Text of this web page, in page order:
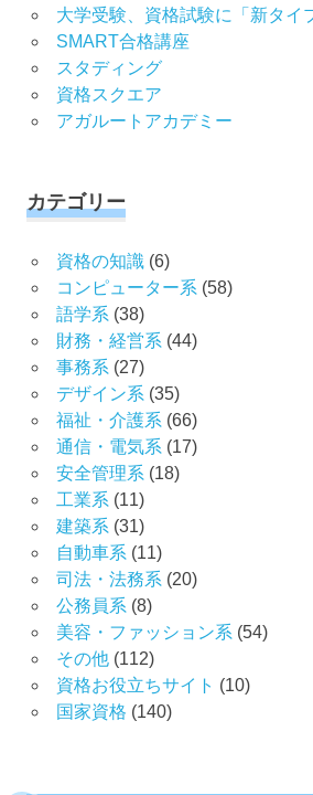
大学受験、資格試験に「新タイ
SMART合格講座
スタディング
資格スクエア
アガルートアカデミー
カテゴリー
資格の知識(6)
コンピューター系(58)
語学系(38)
財務・経営系(44)
事務系(27)
デザイン系(35)
福祉・介護系(66)
通信・電気系(17)
安全管理系(18)
工業系(11)
建築系(31)
自動車系(11)
司法・法務系(20)
公務員系(8)
美容・ファッション系(54)
その他(112)
資格お役立ちサイト (10)
国家資格 (140)